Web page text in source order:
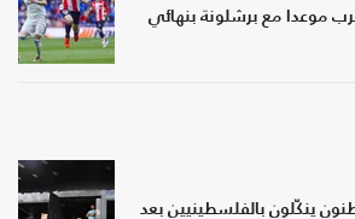
موعدا مع برشلونة بنهائي
ينكّلون بالفلسطينيين بعد